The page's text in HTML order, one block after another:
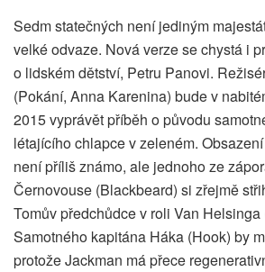
Sedm statečných není jediným
velké odvaze. Nová verze se chystá i
o lidském dětství, Petru Panovi.
(Pokání, Anna Karenina) bude v
2015 vyprávět příběh o původu
létajícího chlapce v zeleném.
není příliš známo, ale jednoho ze
Černovouse (Blackbeard) si zřejmě
Tomův předchůdce v roli Van Helsinga
Samotného kapitána Háka (Hook) by
protože Jackman má přece